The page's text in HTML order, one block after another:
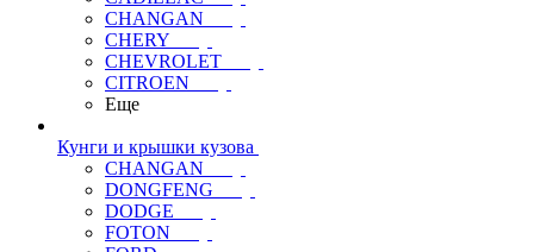
CHANGAN
CHERY
CHEVROLET
CITROEN
Еще
Кунги и крышки кузова
CHANGAN
DONGFENG
DODGE
FOTON